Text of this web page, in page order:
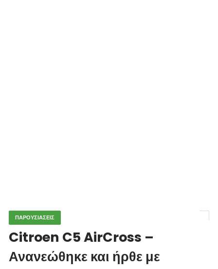
ΠΑΡΟΥΣΙΑΣΕΙΣ
Citroen C5 AirCross –
Ανανεώθηκε και ήρθε με